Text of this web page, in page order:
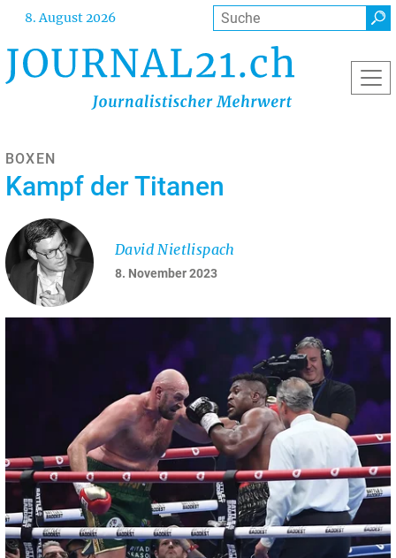
Direkt
Inhalt
8. August 2026 Suche
BOXEN
Kampf der Titanen
8. November 2023
David Nietlispach